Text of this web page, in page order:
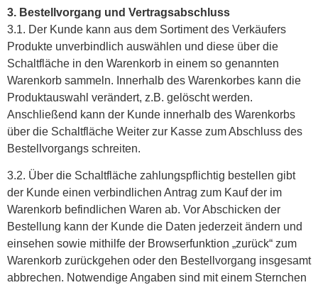
3. Bestellvorgang und Vertragsabschluss
3.1. Der Kunde kann aus dem Sortiment des Verkäufers
Produkte unverbindlich auswählen und diese über die
Schaltfläche in den Warenkorb in einem so genannten
Warenkorb sammeln. Innerhalb des Warenkorbes kann die
Produktauswahl verändert, z.B. gelöscht werden.
Anschließend kann der Kunde innerhalb des Warenkorbs
über die Schaltfläche Weiter zur Kasse zum Abschluss des
Bestellvorgangs schreiten.
3.2. Über die Schaltfläche zahlungspflichtig bestellen gibt
der Kunde einen verbindlichen Antrag zum Kauf der im
Warenkorb befindlichen Waren ab. Vor Abschicken der
Bestellung kann der Kunde die Daten jederzeit ändern und
einsehen sowie mithilfe der Browserfunktion „zurück“ zum
Warenkorb zurückgehen oder den Bestellvorgang insgesamt
abbrechen. Notwendige Angaben sind mit einem Sternchen